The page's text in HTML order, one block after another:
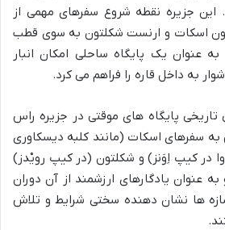
این جزیره نقطه شروع سفرهای مهمی از
اسکات و ارنست شکلتون به سوی قطب
عنوان یک پایگاه ساحلی امکان انبار
به داخل قاره را فراهم می کرد.
پایگاه های موقتی در جزیره راس
به سفرهای اسکات (مانند کلبه دیسکاوری
در کیپ اِوَنز) و شکلتون (در کیپ رویْدز)
عنوان یادگارهای ارزشمند از آن دوران
ها نشان دهنده سختی شرایط و تلاش